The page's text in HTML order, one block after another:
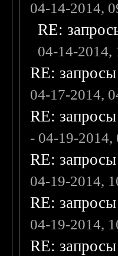
04-14-2014,
RE:
04-14-2014,
RE:
04-17-2014,
RE:
- 04-19-
RE:
04-19-2014,
RE:
04-19-2014,
RE: